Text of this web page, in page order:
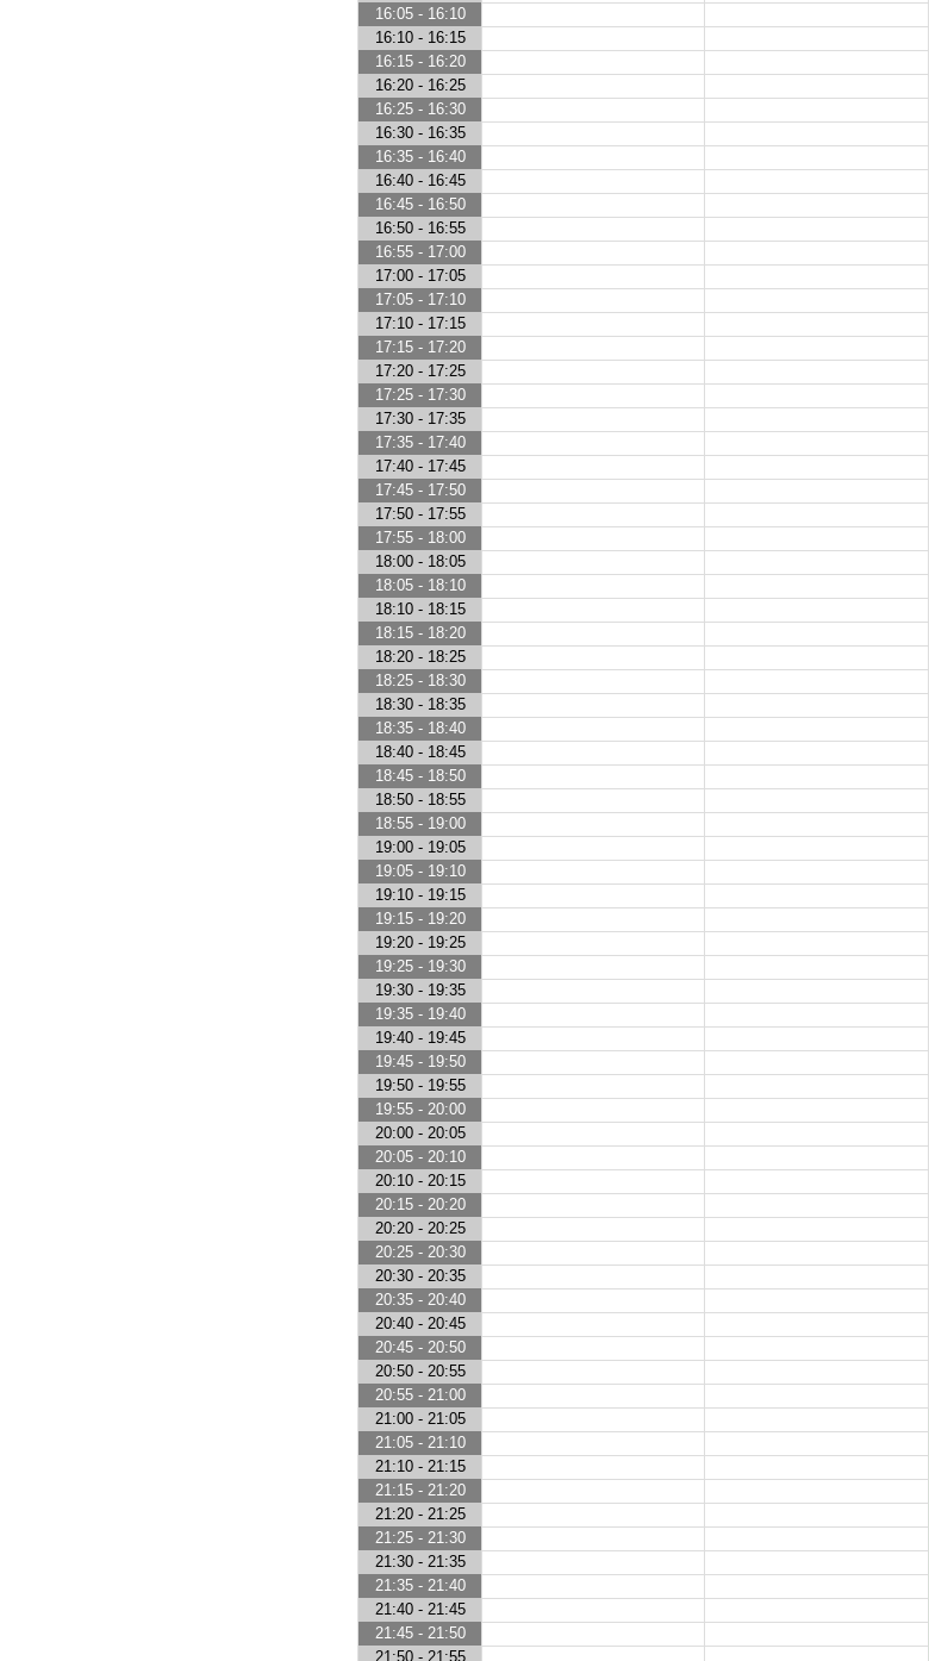
16:05 - 16:10
16:10 - 16:15
16:15 - 16:20
16:20 - 16:25
16:25 - 16:30
16:30 - 16:35
16:35 - 16:40
16:40 - 16:45
16:45 - 16:50
16:50 - 16:55
16:55 - 17:00
17:00 - 17:05
17:05 - 17:10
17:10 - 17:15
17:15 - 17:20
17:20 - 17:25
17:25 - 17:30
17:30 - 17:35
17:35 - 17:40
17:40 - 17:45
17:45 - 17:50
17:50 - 17:55
17:55 - 18:00
18:00 - 18:05
18:05 - 18:10
18:10 - 18:15
18:15 - 18:20
18:20 - 18:25
18:25 - 18:30
18:30 - 18:35
18:35 - 18:40
18:40 - 18:45
18:45 - 18:50
18:50 - 18:55
18:55 - 19:00
19:00 - 19:05
19:05 - 19:10
19:10 - 19:15
19:15 - 19:20
19:20 - 19:25
19:25 - 19:30
19:30 - 19:35
19:35 - 19:40
19:40 - 19:45
19:45 - 19:50
19:50 - 19:55
19:55 - 20:00
20:00 - 20:05
20:05 - 20:10
20:10 - 20:15
20:15 - 20:20
20:20 - 20:25
20:25 - 20:30
20:30 - 20:35
20:35 - 20:40
20:40 - 20:45
20:45 - 20:50
20:50 - 20:55
20:55 - 21:00
21:00 - 21:05
21:05 - 21:10
21:10 - 21:15
21:15 - 21:20
21:20 - 21:25
21:25 - 21:30
21:30 - 21:35
21:35 - 21:40
21:40 - 21:45
21:45 - 21:50
21:50 - 21:55